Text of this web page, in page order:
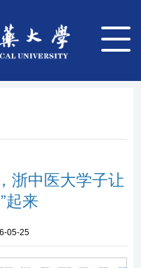
浙中医大学子让
起来
05-25